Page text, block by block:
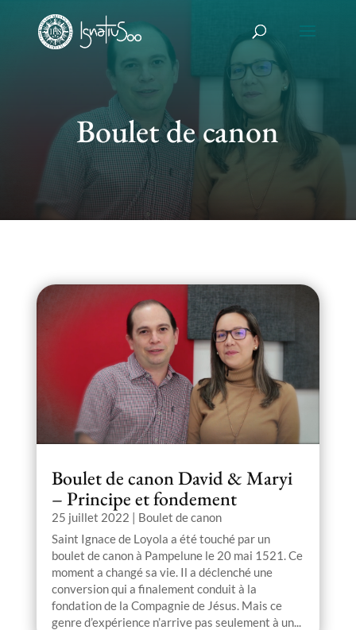
Boulet de canon
Boulet de canon David & Maryi
– Principe et fondement
25 juillet 2022 | Boulet de canon
Saint Ignace de Loyola a été touché par un
boulet de canon à Pampelune le 20 mai 1521. Ce
moment a changé sa vie. Il a déclenché une
conversion qui a finalement conduit à la
fondation de la Compagnie de Jésus. Mais ce
genre d’expérience n’arrive pas seulement à un...